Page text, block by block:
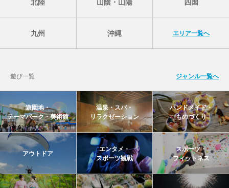
九州 沖縄 エリア一覧へ
遊び一覧 ジャンル一覧へ
遊園地・
テーマパーク・美術館
温泉・スパ・
リラクゼーション
ハンドメイド・
ものづくり
アウトドア
エンタメ・
スポーツ観戦
スポーツ・
フィットネス